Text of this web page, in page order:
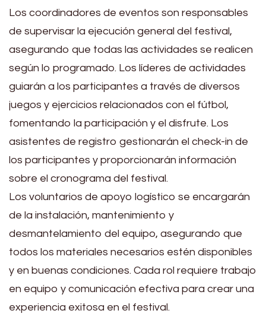
Los coordinadores de eventos son responsables
de supervisar la ejecución general del festival,
asegurando que todas las actividades se realicen
según lo programado. Los líderes de actividades
guiarán a los participantes a través de diversos
juegos y ejercicios relacionados con el fútbol,
fomentando la participación y el disfrute. Los
asistentes de registro gestionarán el check-in de
los participantes y proporcionarán información
sobre el cronograma del festival.
Los voluntarios de apoyo logístico se encargarán
de la instalación, mantenimiento y
desmantelamiento del equipo, asegurando que
todos los materiales necesarios estén disponibles
y en buenas condiciones. Cada rol requiere trabajo
en equipo y comunicación efectiva para crear una
experiencia exitosa en el festival.